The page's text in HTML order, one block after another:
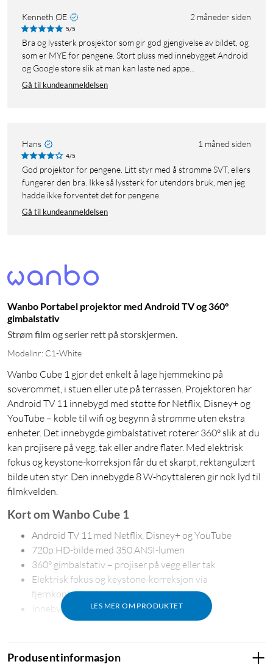
Kenneth ØE 2 måneder siden
5/5
Bra og lyssterk prosjektor som gir god gjengivelse av bildet, og
som er MYE for pengene. Stort pluss med innebygget Android
og Google store slik at man kan laste ned appe...
Gå til kundeanmeldelsen
Hans 1 måned siden
4/5
God projektor for pengene. Litt styr med å strømme SVT, ellers
fungerer den bra. Ikke så lyssterk for utendørs bruk, men jeg
hadde ikke forventet det for pengene.
Gå til kundeanmeldelsen
Wanbo Portabel projektor med Android TV og 360°
gimbalstativ
Strøm film og serier rett på storskjermen.
Modellnr: C1-White
Wanbo Cube 1 gjør det enkelt å lage hjemmekino på
soverommet, i stuen eller ute på terrassen. Projektoren har
Android TV 11 innebygd med støtte for Netflix, Disney+ og
YouTube – koble til wifi og begynn å strømme uten ekstra
enheter. Det innebygde gimbalstativet roterer 360° slik at du
kan projisere på vegg, tak eller andre flater. Med elektrisk
fokus og keystone-korreksjon får du et skarpt, rektangulært
bilde uten styr. Den innebygde 8 W-høyttaleren gir nok lyd til
filmkvelden.
LES MER OM PRODUKTET
Kort om Wanbo Cube 1
Android TV 11 med Netflix, Disney+ og YouTube
720p HD-bilde med 350 ANSI-lumen
360° gimbalstativ – projiser på vegg eller tak
Elektrisk fokus og keystone-korreksjon via
fjernkontrollen
Innebygd 8 W-høyttaler og 28 dB stille drift
Strøm uten ekstra enheter
Produsentinformasjon